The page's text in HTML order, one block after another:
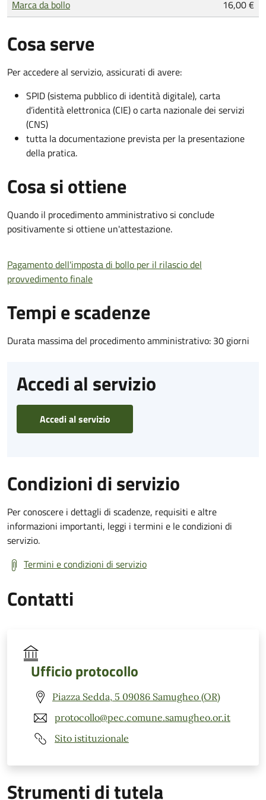
Marca da bollo 16,00 €
Cosa serve
Per accedere al servizio, assicurati di avere:
SPID (sistema pubblico di identità digitale), carta
d’identità elettronica (CIE) o carta nazionale dei servizi
(CNS)
tutta la documentazione prevista per la presentazione
della pratica.
Cosa si ottiene
Quando il procedimento amministrativo si conclude
positivamente si ottiene un'attestazione.
Pagamento dell'imposta di bollo per il rilascio del
provvedimento finale
Tempi e scadenze
Durata massima del procedimento amministrativo: 30 giorni
Accedi al servizio
Accedi al servizio
Condizioni di servizio
Per conoscere i dettagli di scadenze, requisiti e altre
informazioni importanti, leggi i termini e le condizioni di
servizio.
Termini e condizioni di servizio
Contatti
Ufficio protocollo
Piazza Sedda, 5 09086 Samugheo (OR)
protocollo@pec.comune.samugheo.or.it
Sito istituzionale
Strumenti di tutela